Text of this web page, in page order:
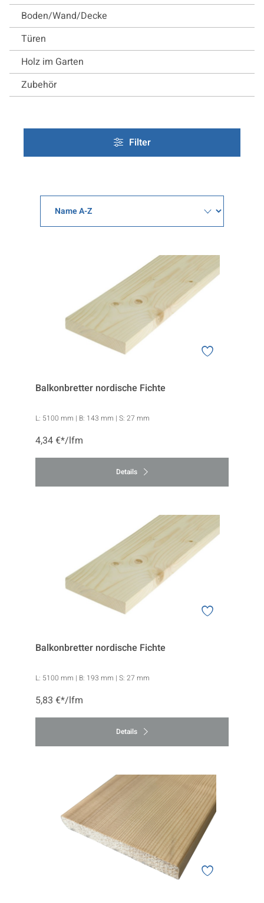
Boden/Wand/Decke
Türen
Holz im Garten
Zubehör
Filter
Balkonbretter nordische Fichte
L: 5100 mm | B: 143 mm | S: 27 mm
4,34 €*/lfm
Details
Balkonbretter nordische Fichte
L: 5100 mm | B: 193 mm | S: 27 mm
5,83 €*/lfm
Details